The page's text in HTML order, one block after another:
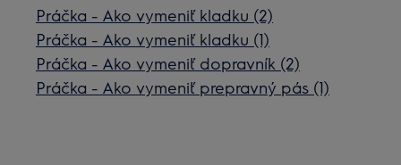
Práčka - Ako vymeniť kladku (2)
Práčka - Ako vymeniť kladku (1)
Práčka - Ako vymeniť dopravník (2)
Práčka - Ako vymeniť prepravný pás (1)